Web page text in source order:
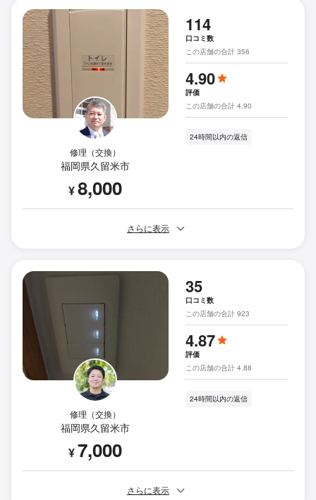
修理（交換）
福岡県久留米市
¥8,000
114
口コミ数
この店舗の合計 356
4.90
評価
この店舗の合計 4.90
24時間以内の返信
さらに表示
修理（交換）
福岡県久留米市
¥7,000
35
口コミ数
この店舗の合計 923
4.87
評価
この店舗の合計 4.88
24時間以内の返信
さらに表示